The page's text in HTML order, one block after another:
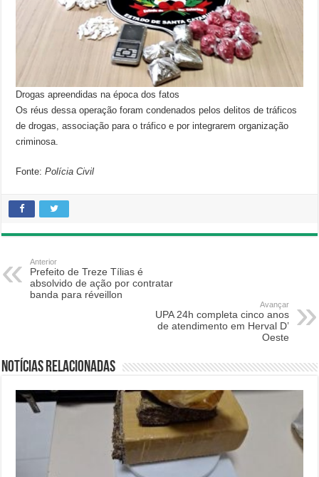
Drogas apreendidas na época dos fatos
Os réus dessa operação foram condenados pelos delitos de tráficos
de drogas, associação para o tráfico e por integrarem organização
criminosa.
Fonte:Polícia Civil
Anterior
Prefeito de Treze Tílias é
absolvido de ação por contratar
banda para réveillon
Avançar
UPA 24h completa cinco anos
de atendimento em Herval D’
Oeste
Notícias relacionadas